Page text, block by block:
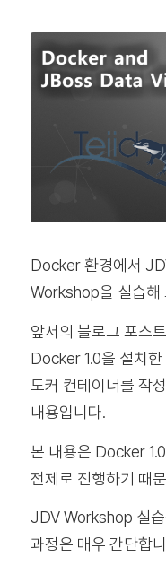
Docker 환경에서
Workshop을 실습해
앞서의 블로그 포스
Docker 1.0을 설치
도커 컨테이너를 작
내용입니다.
본 내용은 Docker
전제로 진행하기 때
JDV Workshop 실
과정은 매우 간단합